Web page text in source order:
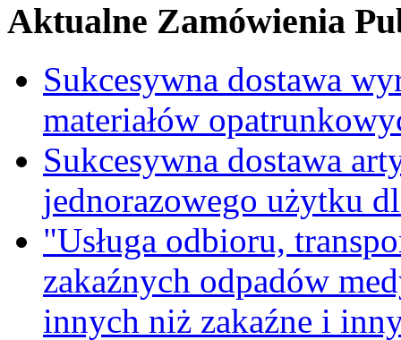
Aktualne Zamówienia
Sukcesywna dostawa
materiałów
Sukcesywna dostawa
jednorazowego użytku
"Usługa odbioru,
zakaźnych odpadów
innych niż zakaźne i